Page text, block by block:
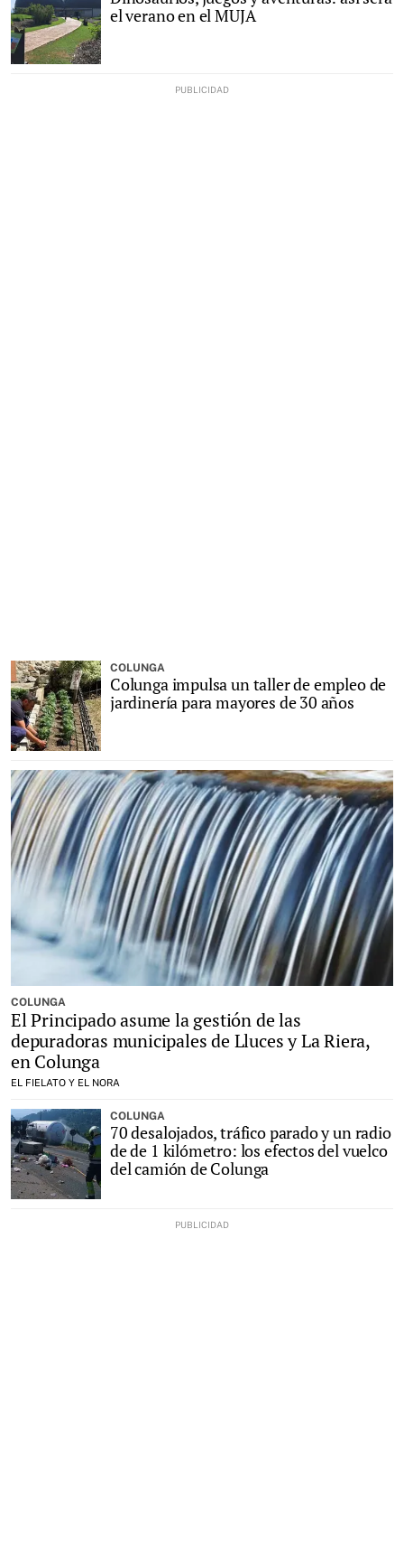
el verano en el MUJA
COLUNGA
Colunga impulsa un taller de empleo de
jardinería para mayores de 30 años
COLUNGA
El Principado asume la gestión de las
depuradoras municipales de Lluces y La Riera,
en Colunga
EL FIELATO Y EL NORA
COLUNGA
70 desalojados, tráfico parado y un radio
de de 1 kilómetro: los efectos del vuelco
del camión de Colunga